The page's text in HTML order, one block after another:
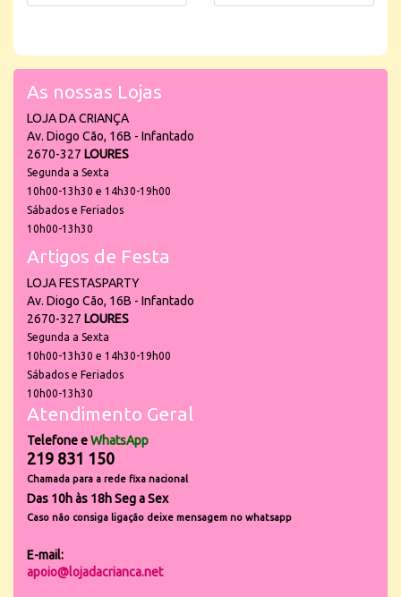
As nossas Lojas
LOJA DA CRIANÇA
Av. Diogo Cão, 16B - Infantado
2670-327 LOURES
Segunda a Sexta
10h00-13h30 e 14h30-19h00
Sábados e Feriados
10h00-13h30
Artigos de Festa
LOJA FESTASPARTY
Av. Diogo Cão, 16B - Infantado
2670-327 LOURES
Segunda a Sexta
10h00-13h30 e 14h30-19h00
Sábados e Feriados
10h00-13h30
Atendimento Geral
Telefone eWhatsApp
219 831 150
Chamada para a rede fixa nacional
Das 10h às 18h Seg a Sex
Caso não consiga ligação deixe mensagem no whatsapp
E-mail:
apoio@lojadacrianca.net